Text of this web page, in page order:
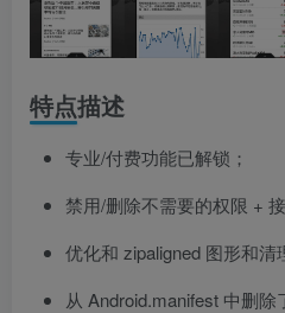
特点描述
专业/付费功能已解锁；
禁用/删除不需要的权限 +
优化和 zipaligned 图形和清
从 Android.manifest 中删除